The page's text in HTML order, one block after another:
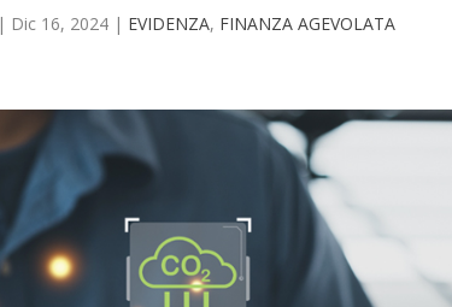
| Dic 16, 2024| EVIDENZA, FINANZA AGEVOLATA